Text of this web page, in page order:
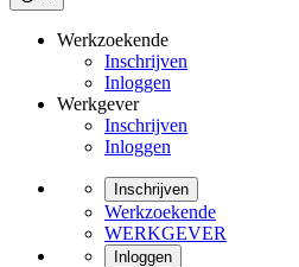
Werkzoekende
Inschrijven
Inloggen
Werkgever
Inschrijven
Inloggen
Inschrijven
Werkzoekende
WERKGEVER
Inloggen